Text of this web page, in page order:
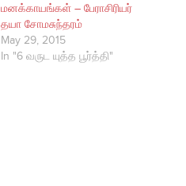
மனக்காயங்கள் – பேராசிரியர்
தயா சோமசுந்தரம்
May 29, 2015
In "6 வருட யுத்த பூர்த்தி"